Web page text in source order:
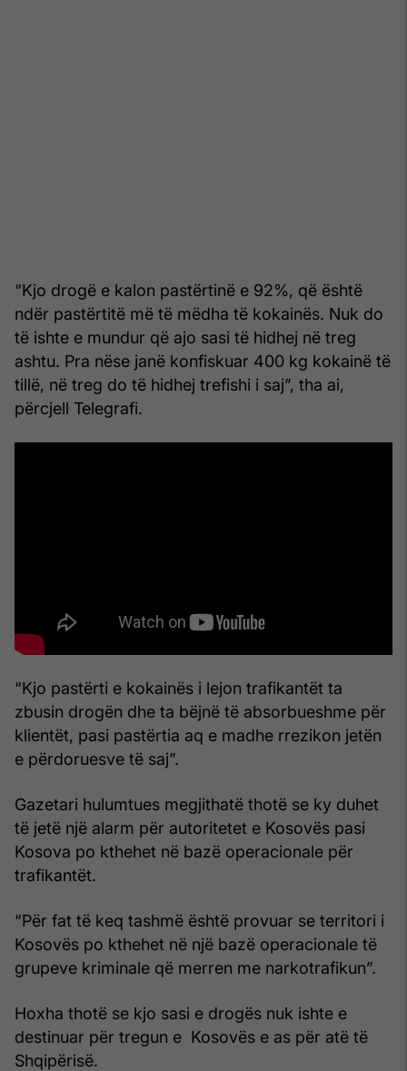
“Kjo drogë e kalon pastërtinë e 92%, që është
ndër pastërtitë më të mëdha të kokainës. Nuk do
të ishte e mundur që ajo sasi të hidhej në treg
ashtu. Pra nëse janë konfiskuar 400 kg kokainë të
tillë, në treg do të hidhej trefishi i saj”, tha ai,
përcjell Telegrafi.
“Kjo pastërti e kokainës i lejon trafikantët ta
zbusin drogën dhe ta bëjnë të absorbueshme për
klientët, pasi pastërtia aq e madhe rrezikon jetën
e përdoruesve të saj”.
Gazetari hulumtues megjithatë thotë se ky duhet
të jetë një alarm për autoritetet e Kosovës pasi
Kosova po kthehet në bazë operacionale për
trafikantët.
“Për fat të keq tashmë është provuar se territori i
Kosovës po kthehet në një bazë operacionale të
grupeve kriminale që merren me narkotrafikun”.
Hoxha thotë se kjo sasi e drogës nuk ishte e
destinuar për tregun e Kosovës e as për atë të
Shqipërisë.